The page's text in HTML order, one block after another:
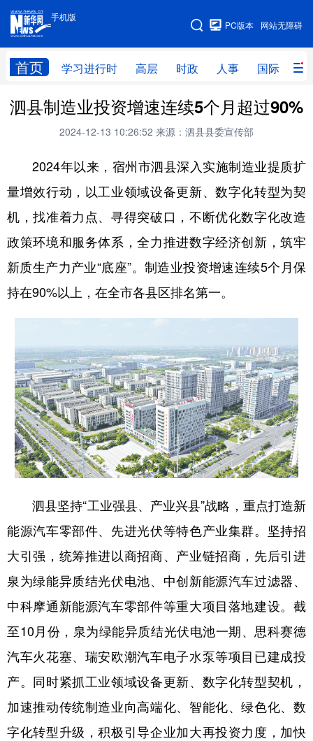
手机版
网站无障碍
PC版本
首页 学习进行时 高层 时政 人事 国际 财
手机版
网站地图
学习进行时 高层 时政 人事
财经 网评
台湾 思客智库 全球连线 教育
科技 科创 量子 体育
文化 书画 健康 军事
访谈 视频 图片 政务
城市 旅游 能源 会展
彩票 娱乐 时尚 悦读
公益 一带一路 亚太网 上市公司
文化产业
地方频道
北京 河北
浙江 安徽 福建 江西
山东 河南 湖北 湖南
广东 广西 海南 重庆
四川 贵州 云南 西藏
陕西 青海 宁夏
泗县制造业投资增速连续5个月超过90%
2024-12-13 10:26:52 来源：泗县县委宣传部
2024年以来，宿州市泗县深入实施制造业提质扩
量增效行动，以工业领域设备更新、数字化转型为契
机，找准着力点、寻得突破口，不断优化数字化改造
政策环境和服务体系，全力推进数字经济创新，筑牢
新质生产力产业“底座”。制造业投资增速连续5个月保
持在90%以上，在全市各县区排名第一。
泗县坚持“工业强县、产业兴县”战略，重点打造新
能源汽车零部件、先进光伏等特色产业集群。坚持招
大引强，统筹推进以商招商、产业链招商，先后引进
泉为绿能异质结光伏电池、中创新能源汽车过滤器、
中科摩通新能源汽车零部件等重大项目落地建设。截
至10月份，泉为绿能异质结光伏电池一期、思科赛德
汽车火花塞、瑞安欧潮汽车电子水泵等项目已建成投
产。同时紧抓工业领域设备更新、数字化转型契机，
加速推动传统制造业向高端化、智能化、绿色化、数
字化转型升级，积极引导企业加大再投资力度，加快